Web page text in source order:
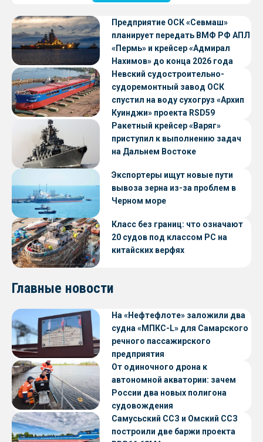
Предприятие ОСК «Севмаш»
планирует передать ВМФ РФ АПЛ
«Пермь» и крейсер «Адмирал
Нахимов» до конца 2026 года
Невский судостроительно-
судоремонтный завод ОСК
спустил на воду сухогруз «Архип
Куинджи» проекта RSD59
Ракетный крейсер «Варяг»
приступил к выполнению задач
на Дальнем Востоке
Экспортеры ищут новые пути
вывоза зерна из-за проблем в
Черном море
Класс без границ: что означают
20 судов под классом РС на
китайских верфях
Главные новости
На «Нефтефлоте» заложили два
судна «МПКС-L» для Самарского
речного пассажирского
предприятия
От одиночного дрона к
автономной акватории: зачем
России два новых полигона
судовождения
Самусьский ССЗ и Омский ССЗ
построили две баржи проекта